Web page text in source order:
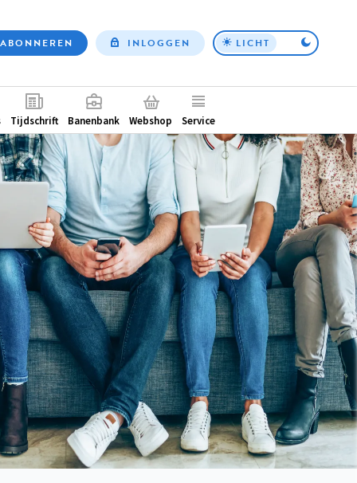
Top
ABONNEREN INLOGGEN LICHT
Tijdschrift Banenbank Webshop Service